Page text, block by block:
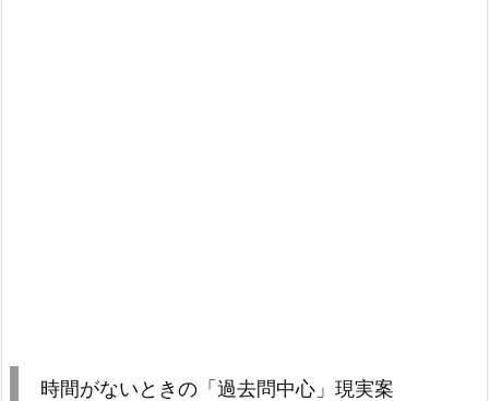
時間がないときの「過去問中心」現実案